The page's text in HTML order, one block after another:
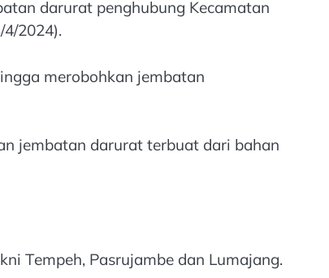
darurat penghubung Kecamatan
2024).
merobohkan jembatan
jembatan darurat terbuat dari bahan
Tempeh, Pasrujambe dan Lumajang.